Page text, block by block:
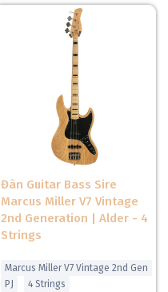
Đàn Guitar Bass Sire
Marcus Miller V7 Vintage
2nd Generation | Alder - 4
Strings
Marcus Miller V7 Vintage 2nd Gen
PJ
4 Strings